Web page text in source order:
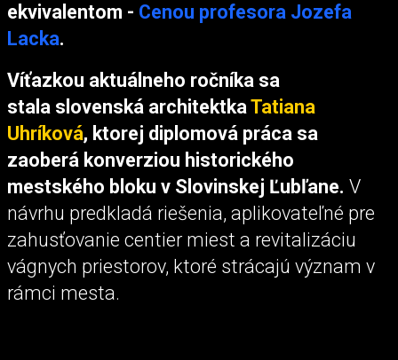
ekvivalentom - Cenou profesora Jozefa
Lacka.
Víťazkou aktuálneho ročníka sa
stala slovenská architektkaTatiana
Uhríková, ktorej diplomová práca sa
zaoberá konverziou historického
mestského bloku v Slovinskej Ľubľane. V
návrhu predkladá riešenia, aplikovateľné pre
zahusťovanie centier miest a revitalizáciu
vágnych priestorov, ktoré strácajú význam v
rámci mesta.